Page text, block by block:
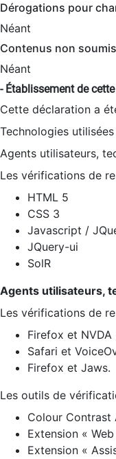
Dérogations pour
Néant
Contenus non
Néant
- Établissement de
Cette déclaration a
Technologies
Agents utilisateurs,
Les vérifications de
HTML 5
CSS 3
Javascript /
JQuery-ui
SolR
Agents utilisateurs,
Les vérifications de
Firefox et NVDA
Safari et
Firefox et Jaws.
Les outils de
Colour Contrast
Extension «
Extension «